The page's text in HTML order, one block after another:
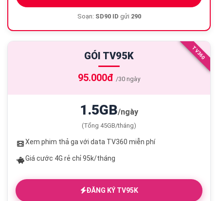
Soạn: SD90 ID gửi 290
TV360
GÓI TV95K
95.000đ /30 ngày
1.5GB/ngày
(Tổng 45GB/tháng)
Xem phim thả ga với data TV360 miễn phí
Giá cước 4G rẻ chỉ 95k/tháng
ĐĂNG KÝ TV95K